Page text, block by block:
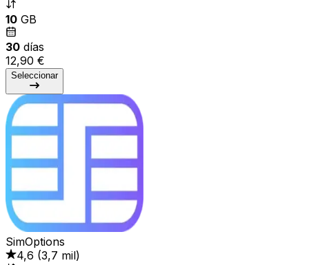
10 GB
30 días
12,90 €
Seleccionar
SimOptions
4,6 (3,7 mil)